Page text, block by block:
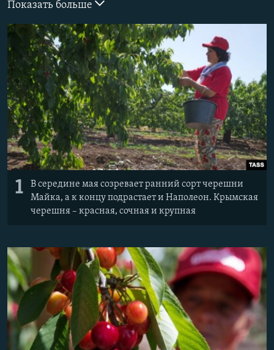
КРЫМ.НЕПОКОРЕННЫЙ
ELIFBE
УКРАИНСКАЯ ПРОБЛЕМА КРЫМА
ПРИСОЕДИНЯЙТЕСЬ!
Все сайты RFE/RL
Показать больше
1
В середине мая созревает ранний сорт черешни
Майка, а к концу подрастает и Наполеон. Крымская
черешня – красная, сочная и крупная